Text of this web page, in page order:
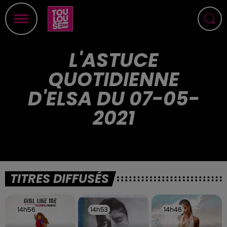
L'ASTUCE
QUOTIDIENNE
D'ELSA DU 07-05-
2021
TITRES DIFFUSÉS
14h56
14h56 14h53
14h53 14h46
14h46